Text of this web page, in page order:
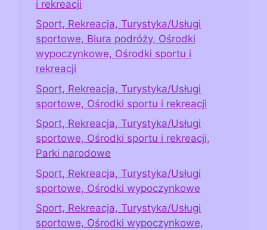
i rekreacji
Sport, Rekreacja, Turystyka/Usługi
sportowe, Biura podróży, Ośrodki
wypoczynkowe, Ośrodki sportu i
rekreacji
Sport, Rekreacja, Turystyka/Usługi
sportowe, Ośrodki sportu i rekreacji
Sport, Rekreacja, Turystyka/Usługi
sportowe, Ośrodki sportu i rekreacji,
Parki narodowe
Sport, Rekreacja, Turystyka/Usługi
sportowe, Ośrodki wypoczynkowe
Sport, Rekreacja, Turystyka/Usługi
sportowe, Ośrodki wypoczynkowe,